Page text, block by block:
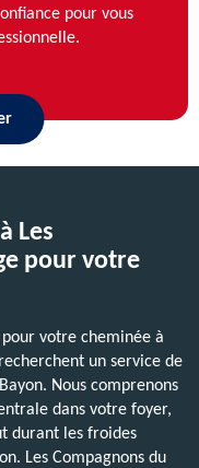
pour vous
Les
pour votre
votre cheminée à
un service de
Nous comprenons
dans votre foyer,
durant les froides
Les Compagnons du